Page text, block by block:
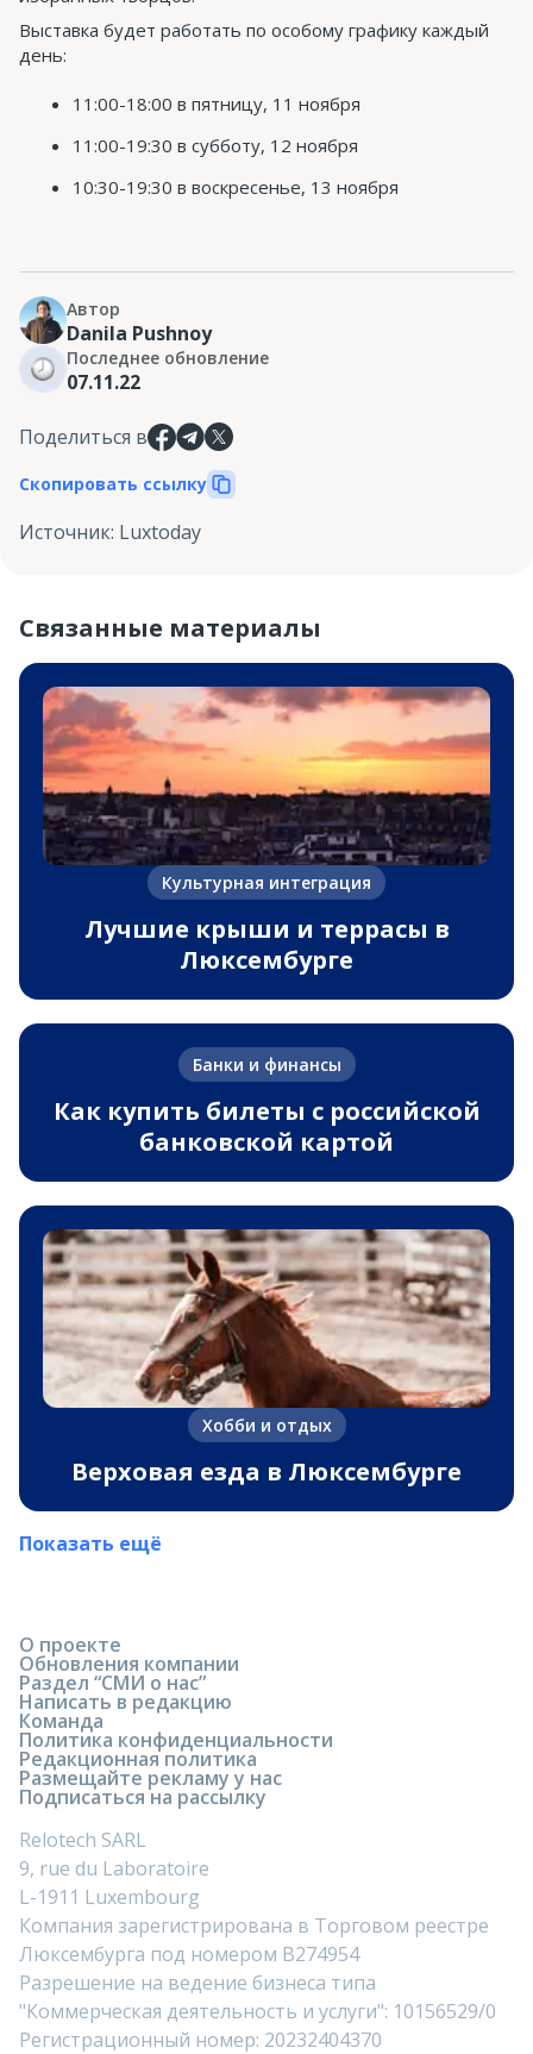
Выставка будет работать по особому графику каждый
день:
11:00-18:00 в пятницу, 11 ноября
11:00-19:30 в субботу, 12 ноября
10:30-19:30 в воскресенье, 13 ноября
Автор
Danila Pushnoy
Последнее обновление
07.11.22
Поделиться в
Скопировать ссылку
Источник: Luxtoday
Связанные материалы
Культурная интеграция
Лучшие крыши и террасы в
Люксембурге
Банки и финансы
Как купить билеты с российской
банковской картой
Хобби и отдых
Верховая езда в Люксембурге
Показать ещё
О проекте
Обновления компании
Раздел “СМИ о нас”
Написать в редакцию
Команда
Политика конфиденциальности
Редакционная политика
Размещайте рекламу у нас
Подписаться на рассылку
Relotech SARL
9, rue du Laboratoire
L-1911 Luxembourg
Компания зарегистрирована в Торговом реестре
Люксембурга под номером B274954
Разрешение на ведение бизнеса типа
"Коммерческая деятельность и услуги": 10156529/0
Регистрационный номер: 20232404370